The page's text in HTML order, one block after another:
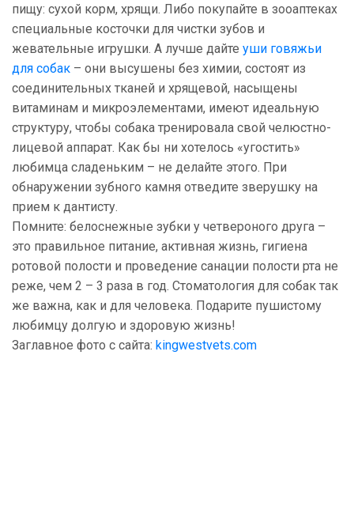
пищу: сухой корм, хрящи. Либо покупайте в зооаптеках
специальные косточки для чистки зубов и
жевательные игрушки. А лучше дайте уши говяжьи
для собак – они высушены без химии, состоят из
соединительных тканей и хрящевой, насыщены
витаминам и микроэлементами, имеют идеальную
структуру, чтобы собака тренировала свой челюстно-
лицевой аппарат. Как бы ни хотелось «угостить»
любимца сладеньким – не делайте этого. При
обнаружении зубного камня отведите зверушку на
прием к дантисту.
Помните: белоснежные зубки у четвероного друга –
это правильное питание, активная жизнь, гигиена
ротовой полости и проведение санации полости рта не
реже, чем 2 – 3 раза в год. Стоматология для собак так
же важна, как и для человека. Подарите пушистому
любимцу долгую и здоровую жизнь!
Заглавное фото с сайта: kingwestvets.com